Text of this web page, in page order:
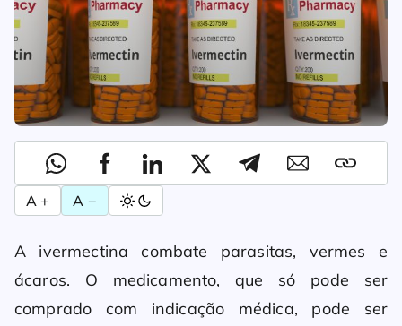
A + A −
A ivermectina combate parasitas, vermes e
ácaros. O medicamento, que só pode ser
comprado com indicação médica, pode ser